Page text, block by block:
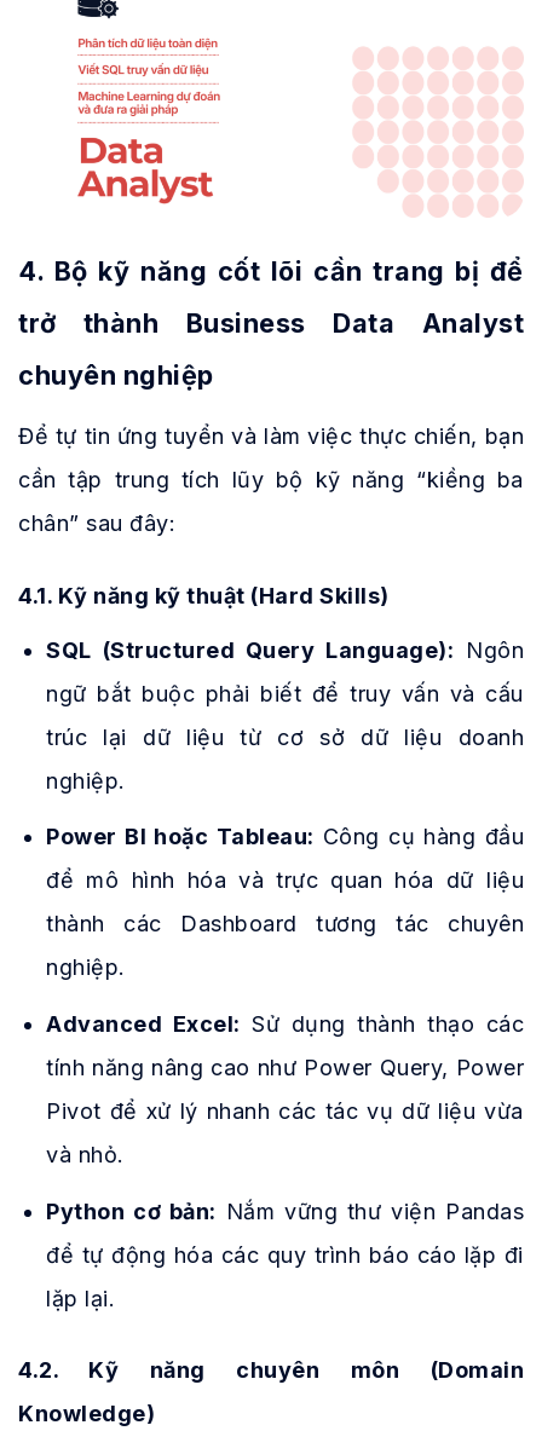
4. Bộ kỹ năng cốt lõi cần trang bị để
trở thành Business Data Analyst
chuyên nghiệp
Để tự tin ứng tuyển và làm việc thực chiến, bạn
cần tập trung tích lũy bộ kỹ năng “kiềng ba
chân” sau đây:
4.1. Kỹ năng kỹ thuật (Hard Skills)
SQL (Structured Query Language): Ngôn
ngữ bắt buộc phải biết để truy vấn và cấu
trúc lại dữ liệu từ cơ sở dữ liệu doanh
nghiệp.
Power BI hoặc Tableau: Công cụ hàng đầu
để mô hình hóa và trực quan hóa dữ liệu
thành các Dashboard tương tác chuyên
nghiệp.
Advanced Excel: Sử dụng thành thạo các
tính năng nâng cao như Power Query, Power
Pivot để xử lý nhanh các tác vụ dữ liệu vừa
và nhỏ.
Python cơ bản: Nắm vững thư viện Pandas
để tự động hóa các quy trình báo cáo lặp đi
lặp lại.
4.2. Kỹ năng chuyên môn (Domain
Knowledge)